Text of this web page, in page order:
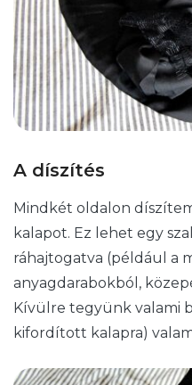
A díszítés
Mindkét oldalon
kalapot. Ez lehet egy
ráhajtogatva (például a
anyagdarabokból,
Kívülre tegyünk valami
kifordított kalapra)